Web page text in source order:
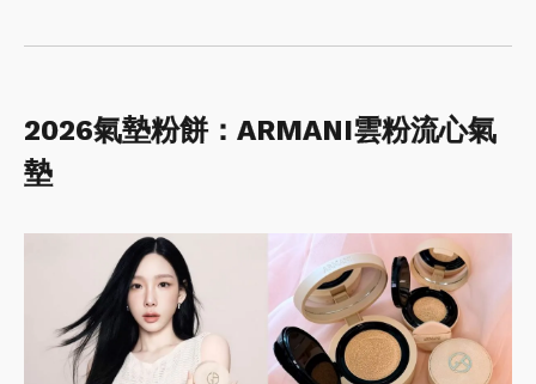
2026氣墊粉餅：ARMANI雲粉流心氣
墊